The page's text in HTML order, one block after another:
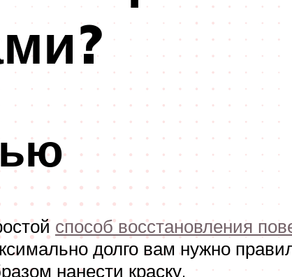
способ восстановления
долго вам нужно
нанести краску.